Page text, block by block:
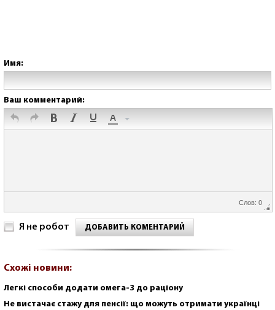
Имя:
Ваш комментарий:
Слов: 0
Я не робот ДОБАВИТЬ КОМЕНТАРИЙ
Схожі новини:
Легкі способи додати омега-3 до раціону
Не вистачає стажу для пенсії: що можуть отримати українці